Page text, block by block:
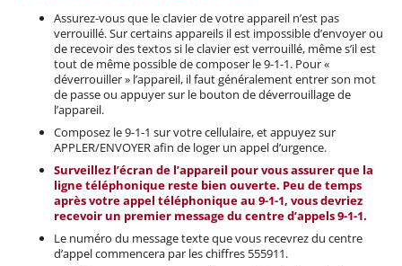
Assurez-vous que le clavier de votre appareil n’est pas
verrouillé. Sur certains appareils il est impossible d’envoyer ou
de recevoir des textos si le clavier est verrouillé, même s’il est
tout de même possible de composer le 9-1-1. Pour «
déverrouiller » l’appareil, il faut généralement entrer son mot
de passe ou appuyer sur le bouton de déverrouillage de
l’appareil.
Composez le 9-1-1 sur votre cellulaire, et appuyez sur
APPLER/ENVOYER afin de loger un appel d’urgence.
Surveillez l’écran de l’appareil pour vous assurer que la
ligne téléphonique reste bien ouverte. Peu de temps
après votre appel téléphonique au 9-1-1, vous devriez
recevoir un premier message du centre d’appels 9-1-1.
Le numéro du message texte que vous recevrez du centre
d’appel commencera par les chiffres 555911.